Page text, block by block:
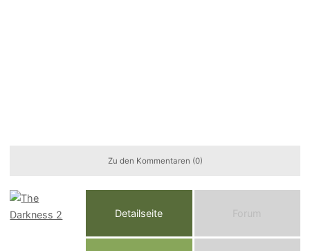
Zu den Kommentaren (0)
Detailseite Forum